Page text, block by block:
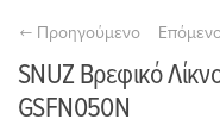
Προηγούμενο
SNUZ Βρεφικό
GSFN050N